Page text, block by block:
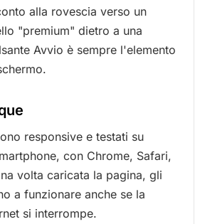
alla rovescia verso un
"premium" dietro a una
Avvio è sempre l'elemento
responsive e testati su
con Chrome, Safari,
volta caricata la pagina, gli
a funzionare anche se la
si interrompe.